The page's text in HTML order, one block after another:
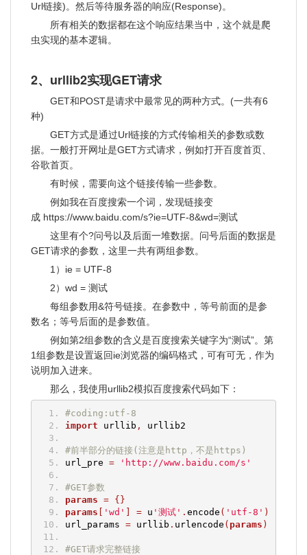
Url链接)。然后等待服务器的响应(Response)。
所有相关的数据都在这个响应结果当中，这个就是爬
虫实现的基本逻辑。
2、urllib2实现GET请求
GET和POST是请求中最常见的两种方式。(一共有6
种)
GET方式是通过Url链接的方式传输相关的参数或数
据。一般打开网址是GET方式请求，例如打开百度首页、
谷歌首页。
有时候，需要向这个链接传输一些参数。
例如我在百度搜索一个词，发现链接变
成 https://www.baidu.com/s?ie=UTF-8&wd=测试
这里有个?问号以及后面一堆数据。问号后面的数据是
GET请求的参数，这里一共有两组参数。
1）ie = UTF-8
2）wd = 测试
每组参数用&符号链接。在参数中，等号前面的是参
数名；等号后面的是参数值。
例如第2组参数的含义是百度搜索关键字为“测试”。第
1组参数是设置返回ie浏览器的编码格式，可有可无，作为
说明加入进来。
那么，我使用urllib2模拟百度搜索代码如下：
#coding:utf-8
import urllib , urllib2
#前半部分的链接(注意是http，不是https)
url_pre = 'http://www.baidu.com/s'
#GET参数
params =
{}
params [ 'wd' ] = u '测试' . encode ( 'utf-8' )
url_params = urllib . urlencode ( params )
#GET请求完整链接